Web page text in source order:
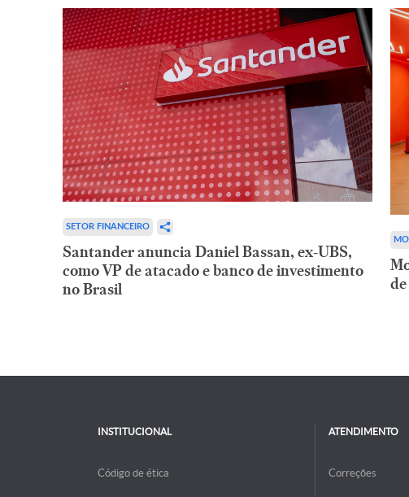
SETOR FINANCEIRO
Santander anuncia Daniel Bassan, ex-UBS,
como VP de atacado e banco de investimento
no Brasil
INSTITUCIONAL
Código de ética
ATENDIMENTO
Correções